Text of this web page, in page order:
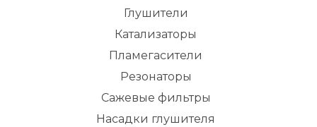
Глушители
Катализаторы
Пламегасители
Резонаторы
Сажевые фильтры
Насадки глушителя